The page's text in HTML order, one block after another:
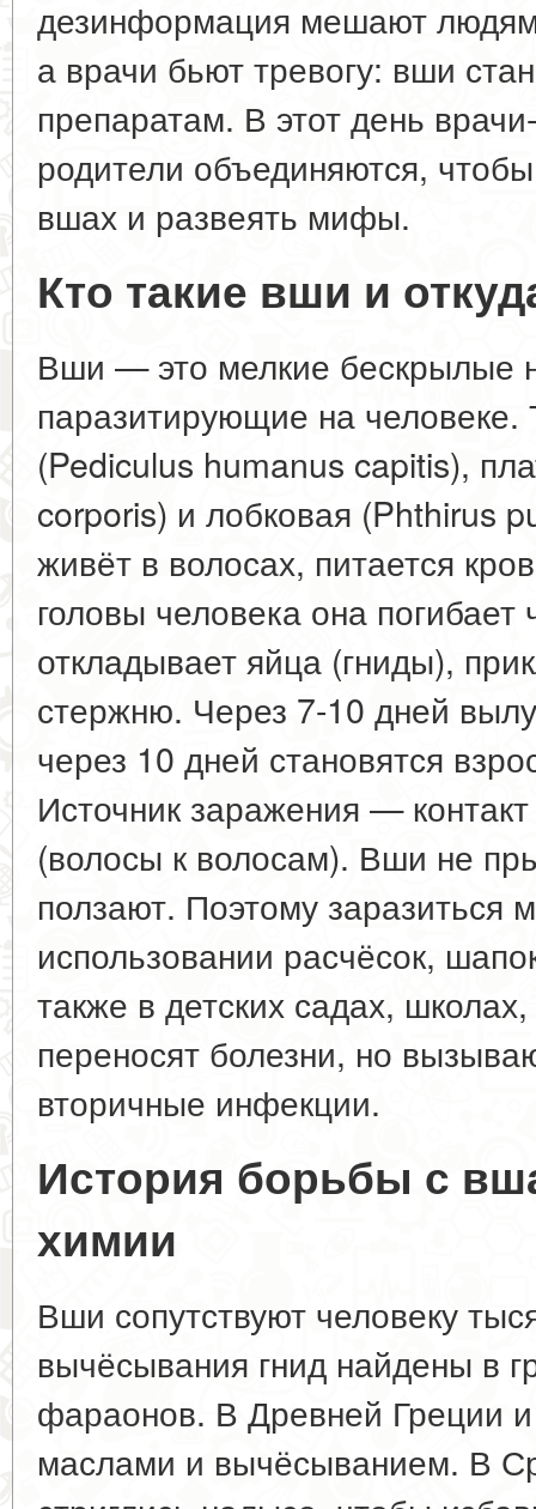
дезинформация мешают
а врачи бьют тревогу: вши
препаратам. В этот день
родители объединяются,
вшах и развеять мифы.
Кто такие вши и
Вши — это мелкие бескрылые
паразитирующие на человеке.
(Pediculus humanus capitis),
corporis) и лобковая (Phthirus
живёт в волосах, питается
головы человека она
откладывает яйца (гниды),
стержню. Через 7-10 дней
через 10 дней становятся
Источник заражения —
(волосы к волосам). Вши не
ползают. Поэтому заразиться
использовании расчёсок,
также в детских садах,
переносят болезни, но
вторичные инфекции.
История борьбы с
химии
Вши сопутствуют человеку
вычёсывания гнид найдены в
фараонов. В Древней Греции
маслами и вычёсыванием. В